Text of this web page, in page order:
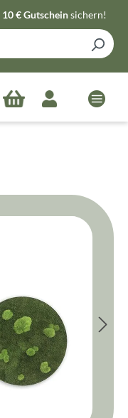
10 € Gutscheinsichern!